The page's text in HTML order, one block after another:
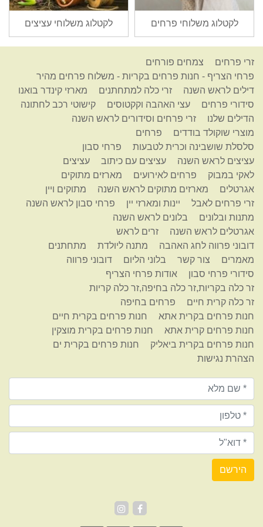
לקטלוג משלוחי פרחים לקטלוג משלוחי עציצים
זרי פרחים
צמחים פורחים
פרחי הצריף - חנות פרחים בקריות - משלוח פרחים מהיר
דילים לראש השנה
זרי כלה למתחתנים
מארזי קינדר בואנו
סידורי פרחים
עצי האהבה וקקטוסים
קישוטי רכב לחתונה
הדילים שלנו
זרי פרחים וסידורים לראש השנה
מוצרי שוקולד בודדים
פרחים
סלסלת שושבינה וכרית לטבעות
פרחי סבון
עציצים לראש השנה
עציצים עם כיתוב
עציצים
לאקי במבוק
פרחים לאירועים
מארזים מתוקים
אגרטלים
מארזים מתוקים לראש השנה
מתוקים ויין
זרי פרחים לאבל
יינות ומארזי יין
פרחי סבון לראש השנה
מתנות ובלונים
בלונים לראש השנה
אגרטלים לראש השנה
זרים לראש
דובוני פרווה לחג האהבה
מתנה ליולדת
מתחתנים
מאמרים
צור קשר בלוני הליום
דובוני פרווה
סידורי פרחי סבון
אודות פרחי הצריף
זר כלה בקריות,זר כלה בחיפה,זר כלה קריות
זר כלה קרית חיים
פרחים בחיפה
חנות פרחים בקרית אתא
חנות פרחים בקרית חיים
חנות פרחים קרית אתא
חנות פרחים בקרית מוצקין
חנות פרחים בקרית ביאליק
חנות פרחים בקרית ים
הצהרת נגישות
הירשם